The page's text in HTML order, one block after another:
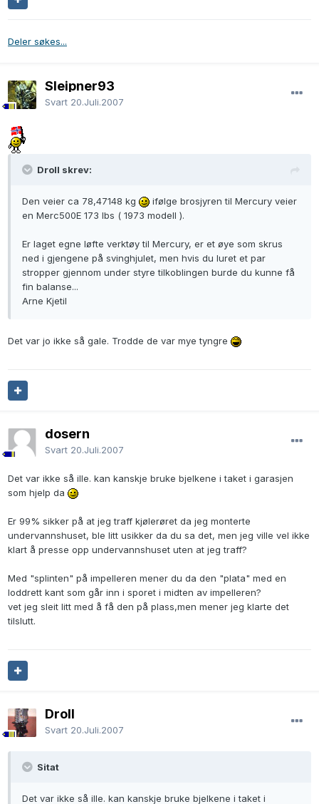
Deler søkes...
Sleipner93
Svart 20.Juli.2007
Droll skrev:
Den veier ca 78,47148 kg
ifølge brosjyren til Mercury veier
en Merc500E 173 lbs ( 1973 modell ).
Er laget egne løfte verktøy til Mercury, er et øye som skrus
ned i gjengene på svinghjulet, men hvis du luret et par
stropper gjennom under styre tilkoblingen burde du kunne få
fin balanse...
Arne Kjetil
Det var jo ikke så gale. Trodde de var mye tyngre
dosern
Svart 20.Juli.2007
Det var ikke så ille. kan kanskje bruke bjelkene i taket i garasjen
som hjelp da
Er 99% sikker på at jeg traff kjølerøret da jeg monterte
undervannshuset, ble litt usikker da du sa det, men jeg ville vel ikke
klart å presse opp undervannshuset uten at jeg traff?
Med "splinten" på impelleren mener du da den "plata" med en
loddrett kant som går inn i sporet i midten av impelleren?
vet jeg sleit litt med å få den på plass,men mener jeg klarte det
tilslutt.
Droll
Svart 20.Juli.2007
Sitat
Det var ikke så ille. kan kanskje bruke bjelkene i taket i